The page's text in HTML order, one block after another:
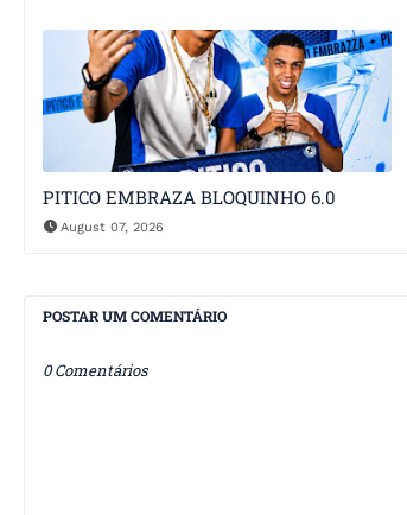
PITICO EMBRAZA BLOQUINHO 6.0
August 07, 2026
POSTAR UM COMENTÁRIO
0 Comentários